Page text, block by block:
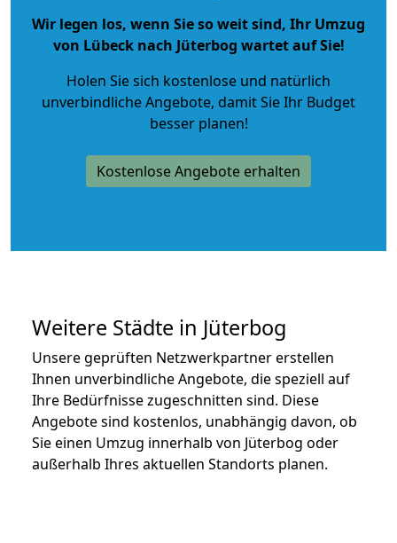
Wir legen los, wenn Sie so weit sind, Ihr Umzug
von Lübeck nach Jüterbog wartet auf Sie!
Holen Sie sich kostenlose und natürlich
unverbindliche Angebote, damit Sie Ihr Budget
besser planen!
Kostenlose Angebote erhalten
Weitere Städte in Jüterbog
Unsere geprüften Netzwerkpartner erstellen
Ihnen unverbindliche Angebote, die speziell auf
Ihre Bedürfnisse zugeschnitten sind. Diese
Angebote sind kostenlos, unabhängig davon, ob
Sie einen Umzug innerhalb von Jüterbog oder
außerhalb Ihres aktuellen Standorts planen.